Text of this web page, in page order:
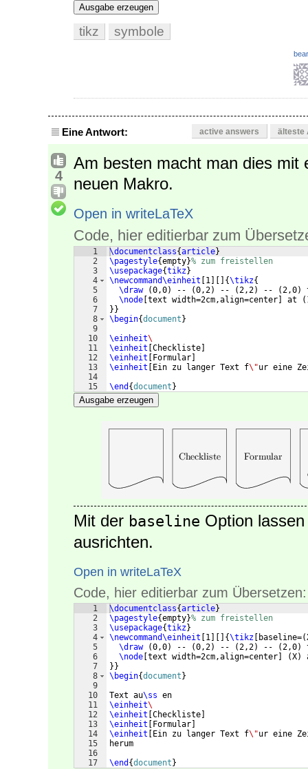
Ausgabe erzeugen
tikz symbole
Eine Antwort: active answers älteste
4
Am besten macht man dies mit
neuen Makro.
Open in writeLaTeX
Code, hier editierbar zum
1
2
3
4
5
6
7
8
9
10
11
12
13
14
15
\documentclass{article}
\pagestyle{empty}% zum freistellen
\usepackage{tikz}
\newcommand\einheit
1 {\tikz{
\draw
(0,0) -- (0,2) -- (2,2) -- (2,0)
\node text width=2cm,align=center at (
}}
\begin{document }
\einheit\
\einheit Checkliste
\einheit
Formular
\einheit
Ein zu langer Text f\"ur eine
\end {document }
Ausgabe erzeugen
Mit der baseline Option
ausrichten.
Open in writeLaTeX
Code, hier editierbar zum Übersetzen:
1
2
3
4
5
6
7
8
9
10
11
12
13
14
15
16
17
\documentclass{article}
\pagestyle{empty}% zum freistellen
\usepackage{tikz}
\newcommand\einheit
1 {\tikz baseline=(
\draw
(0,0) -- (0,2) -- (2,2) -- (2,0)
\node text width=2cm,align=center (X)
}}
\begin{document }
Text au\ss en
\einheit\
\einheit Checkliste
\einheit
Formular
\einheit
Ein zu langer Text f\"ur eine
herum
\end {document }